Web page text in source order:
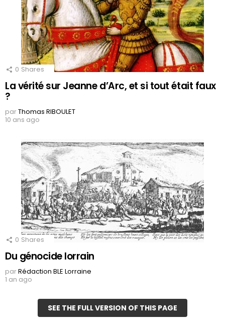
0 Shares
La vérité sur Jeanne d’Arc, et si tout était faux
?
parThomas RIBOULET
10 ans ago
0 Shares
Du génocide lorrain
parRédaction BLE Lorraine
1 an ago
SEE THE FULL VERSION OF THIS PAGE